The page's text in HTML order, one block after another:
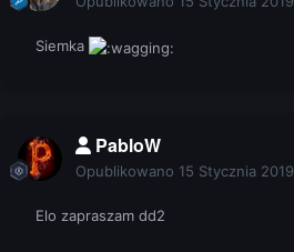
Siemka
PabloW
Opublikowano 15 Stycznia 2019
Elo zapraszam dd2